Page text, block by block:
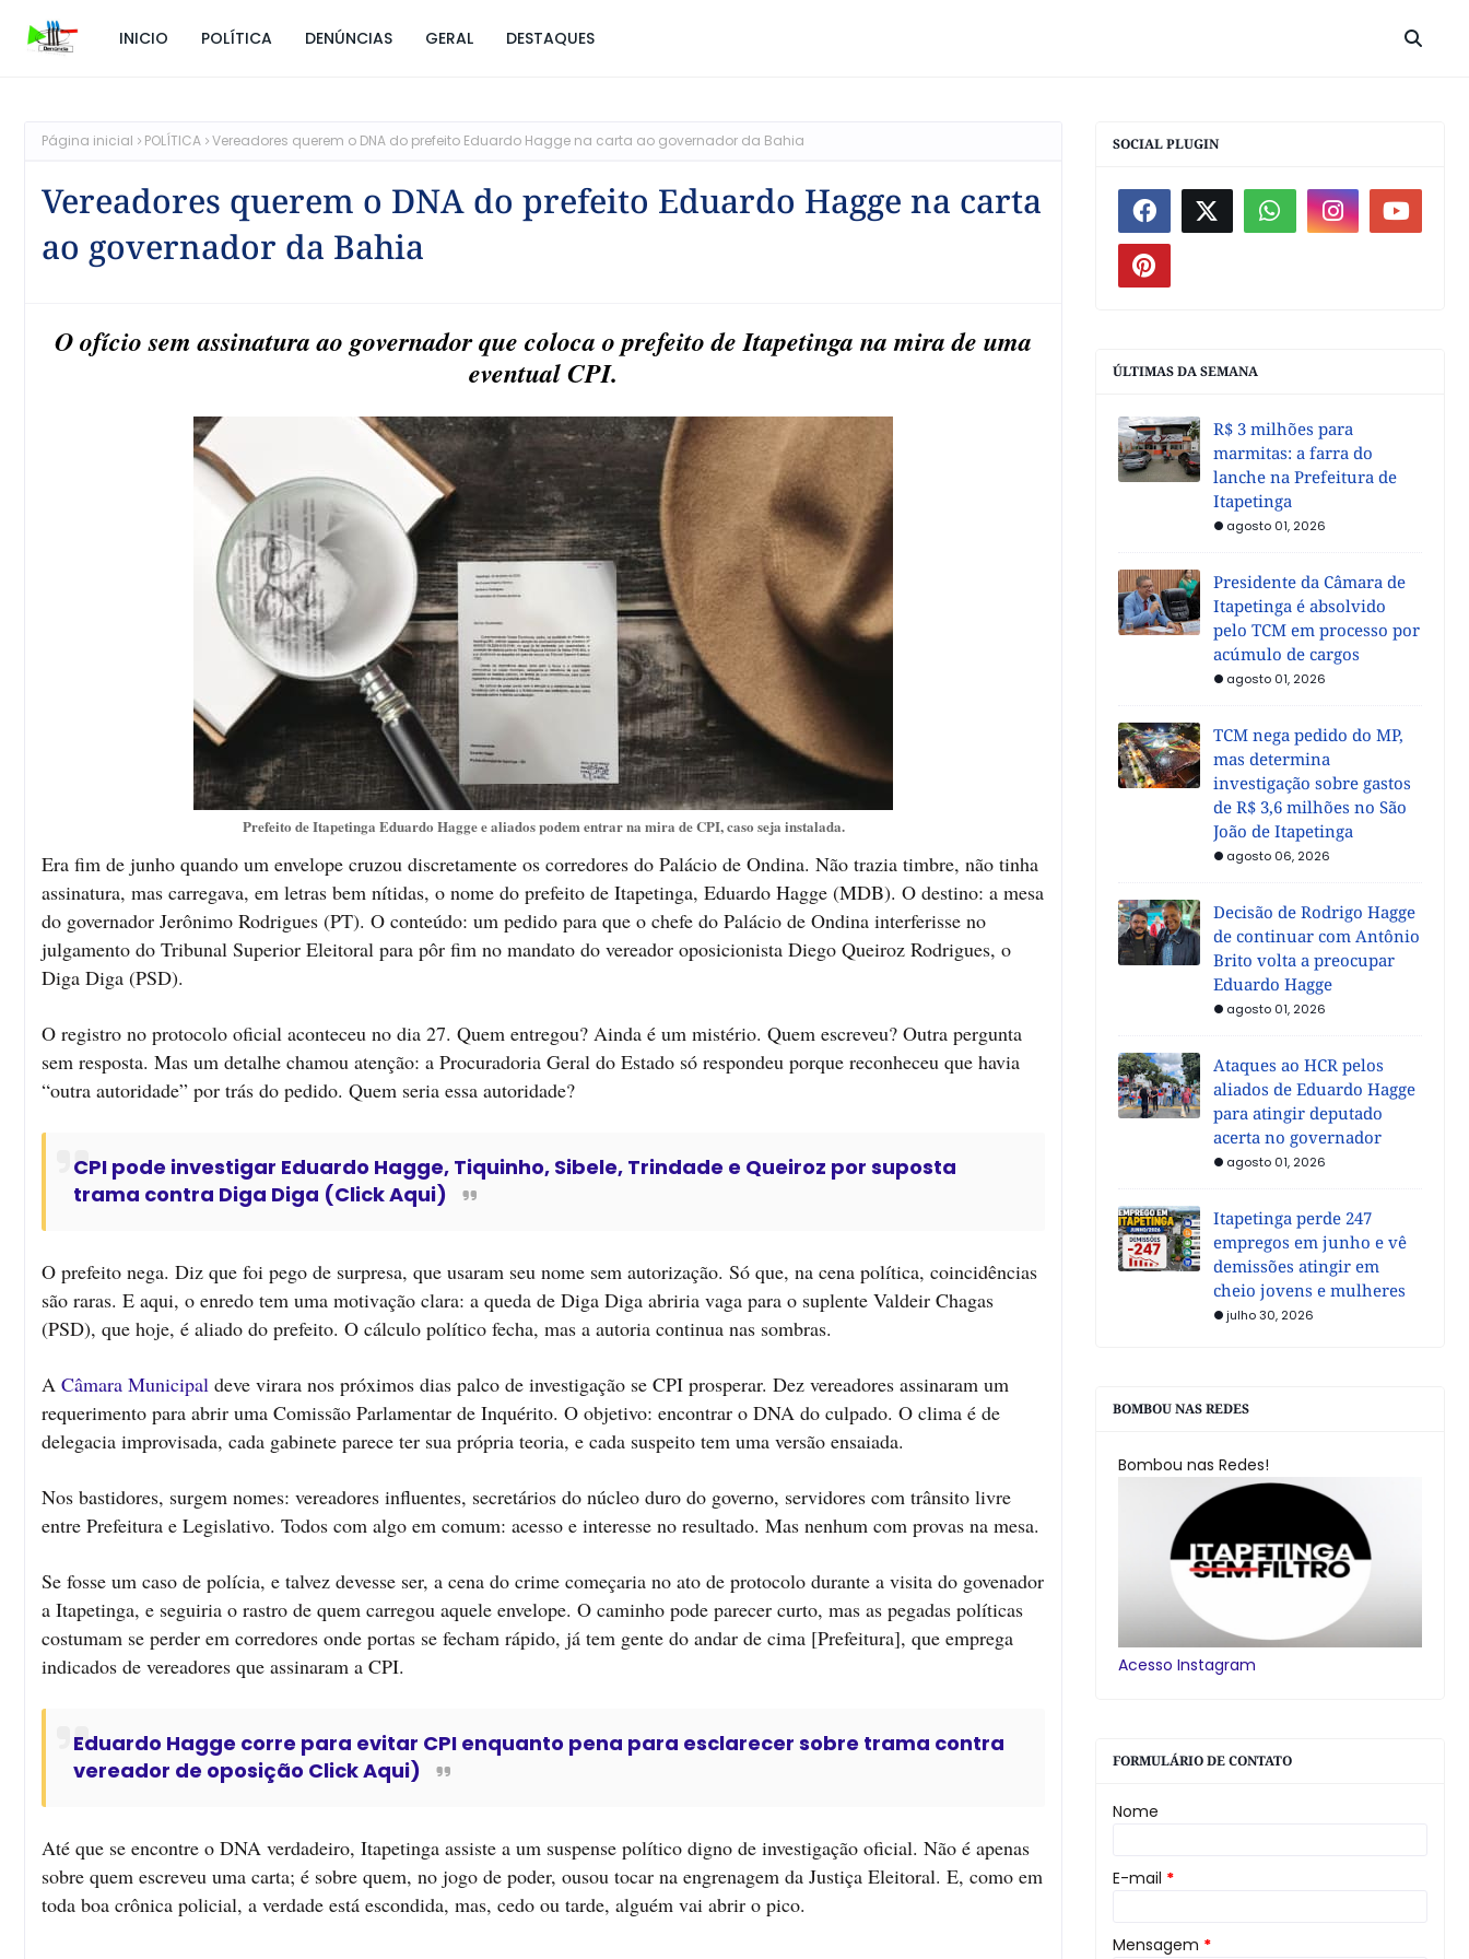
INICIO POLÍTICA DENÚNCIAS GERAL DESTAQUES
Página inicial POLÍTICA Vereadores querem o DNA do prefeito Eduardo Hagge na carta ao governador da Bahia
Vereadores querem o DNA do prefeito Eduardo Hagge na carta
ao governador da Bahia
O ofício sem assinatura ao governador que coloca o prefeito de Itapetinga na mira de uma
eventual CPI.
Prefeito de Itapetinga Eduardo Hagge e aliados podem entrar na mira de CPI, caso seja instalada.
Era fim de junho quando um envelope cruzou discretamente os corredores do Palácio de Ondina. Não trazia timbre, não tinha
assinatura, mas carregava, em letras bem nítidas, o nome do prefeito de Itapetinga, Eduardo Hagge (MDB). O destino: a mesa
do governador Jerônimo Rodrigues (PT). O conteúdo: um pedido para que o chefe do Palácio de Ondina interferisse no
julgamento do Tribunal Superior Eleitoral para pôr fim no mandato do vereador oposicionista Diego Queiroz Rodrigues, o
Diga Diga (PSD).
O registro no protocolo oficial aconteceu no dia 27. Quem entregou? Ainda é um mistério. Quem escreveu? Outra pergunta
sem resposta. Mas um detalhe chamou atenção: a Procuradoria Geral do Estado só respondeu porque reconheceu que havia
“outra autoridade” por trás do pedido. Quem seria essa autoridade?
CPI pode investigar Eduardo Hagge, Tiquinho, Sibele, Trindade e Queiroz por suposta
trama contra Diga Diga (Click Aqui)
O prefeito nega. Diz que foi pego de surpresa, que usaram seu nome sem autorização. Só que, na cena política, coincidências
são raras. E aqui, o enredo tem uma motivação clara: a queda de Diga Diga abriria vaga para o suplente Valdeir Chagas
(PSD), que hoje, é aliado do prefeito. O cálculo político fecha, mas a autoria continua nas sombras.
A Câmara Municipal deve virara nos próximos dias palco de investigação se CPI prosperar. Dez vereadores assinaram um
requerimento para abrir uma Comissão Parlamentar de Inquérito. O objetivo: encontrar o DNA do culpado. O clima é de
delegacia improvisada, cada gabinete parece ter sua própria teoria, e cada suspeito tem uma versão ensaiada.
Nos bastidores, surgem nomes: vereadores influentes, secretários do núcleo duro do governo, servidores com trânsito livre
entre Prefeitura e Legislativo. Todos com algo em comum: acesso e interesse no resultado. Mas nenhum com provas na mesa.
Se fosse um caso de polícia, e talvez devesse ser, a cena do crime começaria no ato de protocolo durante a visita do govenador
a Itapetinga, e seguiria o rastro de quem carregou aquele envelope. O caminho pode parecer curto, mas as pegadas políticas
costumam se perder em corredores onde portas se fecham rápido, já tem gente do andar de cima [Prefeitura], que emprega
indicados de vereadores que assinaram a CPI.
Eduardo Hagge corre para evitar CPI enquanto pena para esclarecer sobre trama contra
vereador de oposição Click Aqui)
Até que se encontre o DNA verdadeiro, Itapetinga assiste a um suspense político digno de investigação oficial. Não é apenas
sobre quem escreveu uma carta; é sobre quem, no jogo de poder, ousou tocar na engrenagem da Justiça Eleitoral. E, como em
toda boa crônica policial, a verdade está escondida, mas, cedo ou tarde, alguém vai abrir o pico.
SOCIAL PLUGIN
ÚLTIMAS DA SEMANA
R$ 3 milhões para
marmitas: a farra do
lanche na Prefeitura de
Itapetinga
agosto 01, 2026
Presidente da Câmara de
Itapetinga é absolvido
pelo TCM em processo por
acúmulo de cargos
agosto 01, 2026
TCM nega pedido do MP,
mas determina
investigação sobre gastos
de R$ 3,6 milhões no São
João de Itapetinga
agosto 06, 2026
Decisão de Rodrigo Hagge
de continuar com Antônio
Brito volta a preocupar
Eduardo Hagge
agosto 01, 2026
Ataques ao HCR pelos
aliados de Eduardo Hagge
para atingir deputado
acerta no governador
agosto 01, 2026
Itapetinga perde 247
empregos em junho e vê
demissões atingir em
cheio jovens e mulheres
julho 30, 2026
BOMBOU NAS REDES
Bombou nas Redes!
Acesso Instagram
FORMULÁRIO DE CONTATO
Nome
E-mail *
Mensagem *